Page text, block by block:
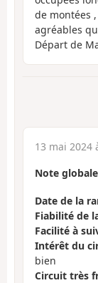
de montées
agréables
Départ de
13 mai 2024
Note globale
Date de la
Fiabilité de
Facilité à
Intérêt du
bien
Circuit très